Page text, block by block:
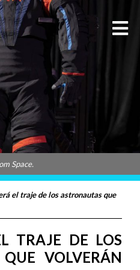
Space.
el traje de los astronautas que
TRAJE DE LOS
VOLVERÁN